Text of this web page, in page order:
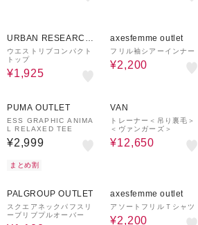
URBAN RESEARCH
ware house
ウエストリブコンパクト
トップ
¥1,925
axesfemme outlet
フリル袖シアーインナー
¥2,200
PUMA OUTLET
ESS GRAPHIC ANIMA
L RELAXED TEE
¥2,999
まとめ割
VAN
トレーナー＜吊り裏毛＞
＜ヴァンガーズ＞
¥12,650
PALGROUP OUTLET
スクエアネックパフスリ
ーブリブプルオーバー
axesfemme outlet
アソートフリルＴシャツ
¥2,200